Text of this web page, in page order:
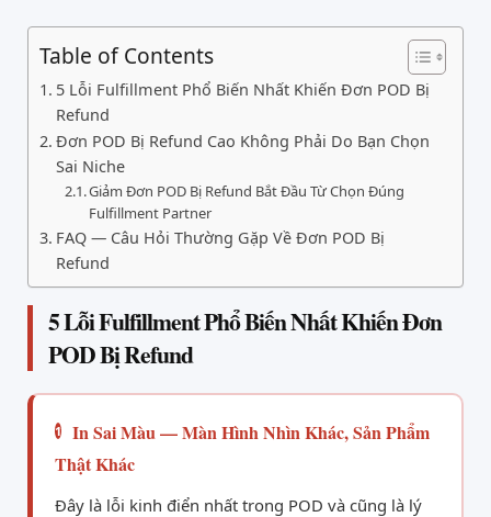
Table of Contents
5 Lỗi Fulfillment Phổ Biến Nhất Khiến Đơn POD Bị
Refund
Đơn POD Bị Refund Cao Không Phải Do Bạn Chọn
Sai Niche
Giảm Đơn POD Bị Refund Bắt Đầu Từ Chọn Đúng
Fulfillment Partner
FAQ — Câu Hỏi Thường Gặp Về Đơn POD Bị
Refund
5 Lỗi Fulfillment Phổ Biến Nhất Khiến Đơn
POD Bị Refund
1
In Sai Màu — Màn Hình Nhìn Khác, Sản Phẩm
Thật Khác
Đây là lỗi kinh điển nhất trong POD và cũng là lý